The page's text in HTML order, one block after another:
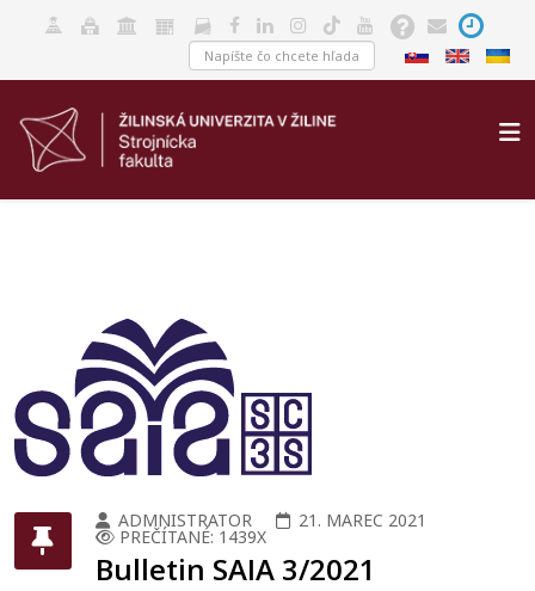
ADMNISTRATOR 21. MAREC 2021
PREČÍTANÉ: 1439X
Bulletin SAIA 3/2021